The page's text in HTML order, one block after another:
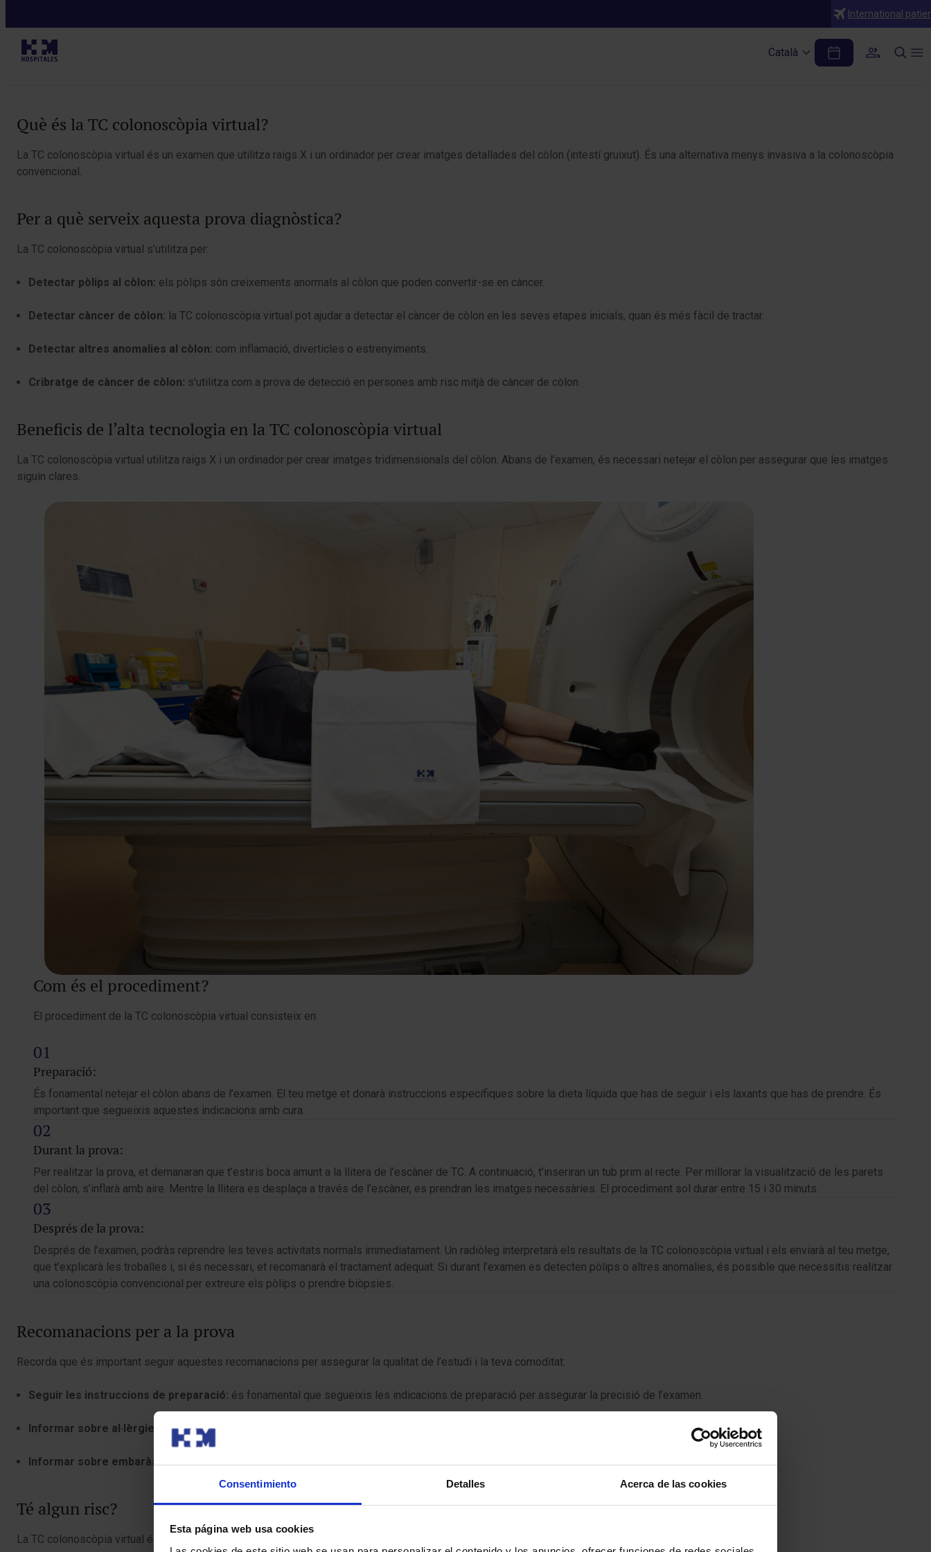
Consentimiento Detalles Acerca de las cookies
Esta página web usa cookies
International
Català
TC colonoscòpia virtual
Què és la TC colonoscòpia virtual?
La TC colonoscòpia virtual és un examen que utilitza raigs X i un ordinador per crear imatges detallades del còlon (intestí gruixut). És una alternativa menys invasiva a la colonoscòpia
convencional.
Per a què serveix aquesta prova diagnòstica?
La TC colonoscòpia virtual s’utilitza per:
Detectar pòlips al còlon: els pòlips són creixements anormals al còlon que poden convertir-se en càncer.
Detectar càncer de còlon: la TC colonoscòpia virtual pot ajudar a detectar el càncer de còlon en les seves etapes inicials, quan és més fàcil de tractar.
Detectar altres anomalies al còlon: com inflamació, diverticles o estrenyiments.
Cribratge de càncer de còlon: s’utilitza com a prova de detecció en persones amb risc mitjà de càncer de còlon.
Beneficis de l’alta tecnologia en la TC colonoscòpia virtual
La TC colonoscòpia virtual utilitza raigs X i un ordinador per crear imatges tridimensionals del còlon. Abans de l’examen, és necessari netejar el còlon per assegurar que les imatges
siguin clares.
Com és el procediment?
El procediment de la TC colonoscòpia virtual consisteix en:
Preparació:
És fonamental netejar el còlon abans de l’examen. El teu metge et donarà instruccions específiques sobre la dieta líquida que has de seguir i els laxants que has de prendre. És
important que segueixis aquestes indicacions amb cura.
Durant la prova:
Per realitzar la prova, et demanaran que t’estiris boca amunt a la llitera de l’escàner de TC. A continuació, t’inseriran un tub prim al recte. Per millorar la visualització de les parets
del còlon, s’inflarà amb aire. Mentre la llitera es desplaça a través de l’escàner, es prendran les imatges necessàries. El procediment sol durar entre 15 i 30 minuts.
Després de la prova:
Després de l’examen, podràs reprendre les teves activitats normals immediatament. Un radiòleg interpretarà els resultats de la TC colonoscòpia virtual i els enviarà al teu metge,
que t’explicarà les troballes i, si és necessari, et recomanarà el tractament adequat. Si durant l’examen es detecten pòlips o altres anomalies, és possible que necessitis realitzar
una colonoscòpia convencional per extreure els pòlips o prendre biòpsies.
Recomanacions per a la prova
Recorda que és important seguir aquestes recomanacions per assegurar la qualitat de l’estudi i la teva comoditat:
Seguir les instruccions de preparació: és fonamental que segueixis les indicacions de preparació per assegurar la precisió de l’examen.
Informar sobre al·lèrgies: avisa el teu metge si ets al·lèrgic a algun medicament o al làtex.
Informar sobre embaràs:si estàs embarassada o creus que podries estar-ho, informa-ho al teu metge abans del procediment.
Té algun risc?
La TC colonoscòpia virtual és generalment segura, però existeixen alguns riscos: